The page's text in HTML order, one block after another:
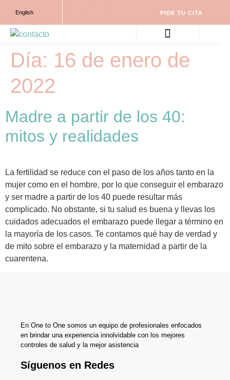
English PIDE TU CITA
Día: 16 de enero de
2022
Madre a partir de los 40:
mitos y realidades
La fertilidad se reduce con el paso de los años tanto en la
mujer como en el hombre, por lo que conseguir el embarazo
y ser madre a partir de los 40 puede resultar más
complicado. No obstante, si tu salud es buena y llevas los
cuidados adecuados el embarazo puede llegar a término en
la mayoría de los casos. Te contamos qué hay de verdad y
de mito sobre el embarazo y la maternidad a partir de la
cuarentena.
En One to One somos un equipo de profesionales enfocados
en brindar una experiencia innolvidable con los mejores
controles de salud y la mejor asistencia
Síguenos en Redes